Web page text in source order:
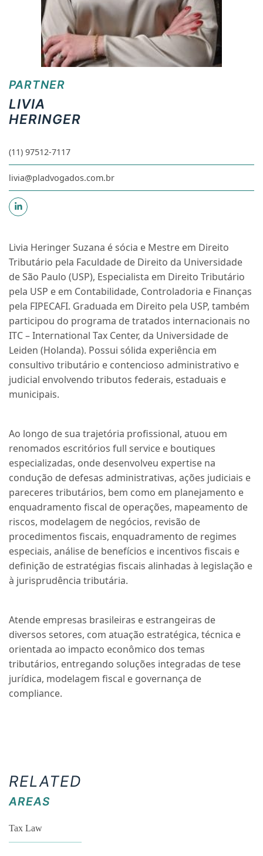
PARTNER
LIVIA
HERINGER
(11) 97512-7117
livia@pladvogados.com.br
Livia Heringer Suzana é sócia e Mestre em Direito
Tributário pela Faculdade de Direito da Universidade
de São Paulo (USP), Especialista em Direito Tributário
pela USP e em Contabilidade, Controladoria e Finanças
pela FIPECAFI. Graduada em Direito pela USP, também
participou do programa de tratados internacionais no
ITC – International Tax Center, da Universidade de
Leiden (Holanda). Possui sólida experiência em
consultivo tributário e contencioso administrativo e
judicial envolvendo tributos federais, estaduais e
municipais.
Ao longo de sua trajetória profissional, atuou em
renomados escritórios full service e boutiques
especializadas, onde desenvolveu expertise na
condução de defesas administrativas, ações judiciais e
pareceres tributários, bem como em planejamento e
enquadramento fiscal de operações, mapeamento de
riscos, modelagem de negócios, revisão de
procedimentos fiscais, enquadramento de regimes
especiais, análise de benefícios e incentivos fiscais e
definição de estratégias fiscais alinhadas à legislação e
à jurisprudência tributária.
Atende empresas brasileiras e estrangeiras de
diversos setores, com atuação estratégica, técnica e
orientada ao impacto econômico dos temas
tributários, entregando soluções integradas de tese
jurídica, modelagem fiscal e governança de
compliance.
RELATED
AREAS
Tax Law